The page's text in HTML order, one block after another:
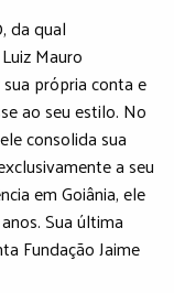
da qual
Mauro
própria conta e
ao seu estilo. No
consolida sua
a seu
em Goiânia, ele
Sua última
Fundação Jaime